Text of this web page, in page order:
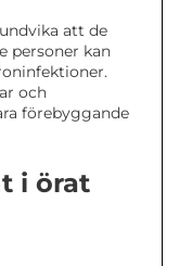
att de
personer kan
och
förebyggande
i örat